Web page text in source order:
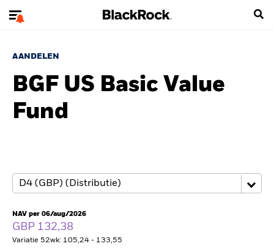
AANDELEN
BGF US Basic Value
Fund
NAV per 06/aug/2026
GBP 132,38
Variatie 52wk: 105,24 - 133,55